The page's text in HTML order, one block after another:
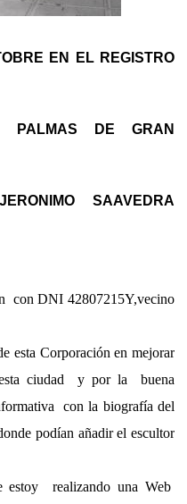
EN EL REGISTRO
PALMAS DE GRAN
SAAVEDRA
con DNI 42807215Y,vecino
esta Corporación en mejorar
ciudad
y por la
buena
con la biografía del
podían añadir el escultor
estoy
realizando una Web